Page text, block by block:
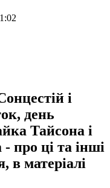
і
день
Тайсона і
про ці та інші
в матеріалі